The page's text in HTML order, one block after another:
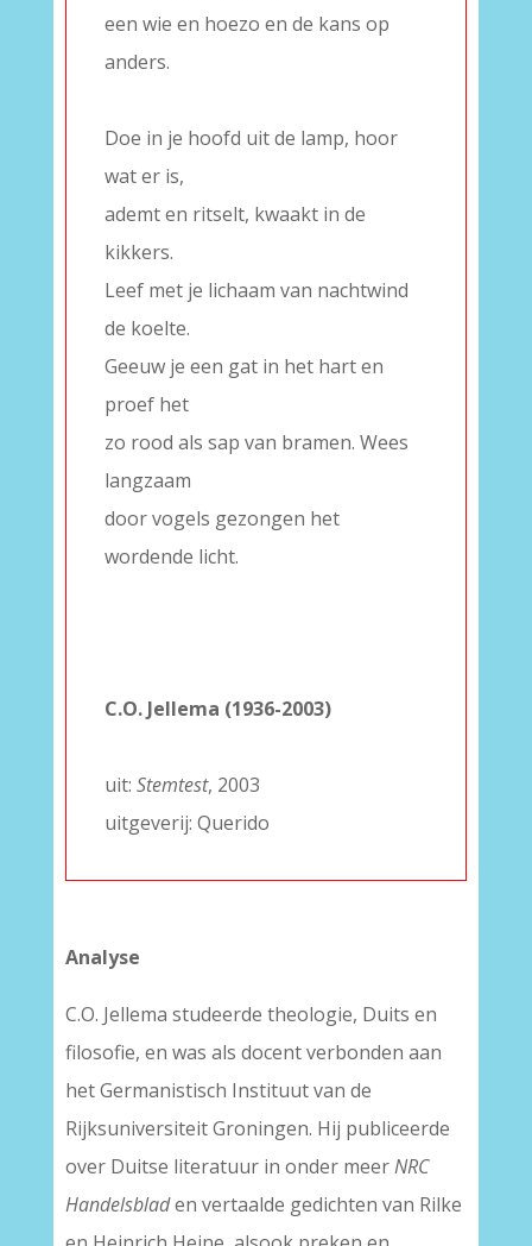
een wie en hoezo en de kans op
anders.
Doe in je hoofd uit de lamp, hoor
wat er is,
ademt en ritselt, kwaakt in de
kikkers.
Leef met je lichaam van nachtwind
de koelte.
Geeuw je een gat in het hart en
proef het
zo rood als sap van bramen. Wees
langzaam
door vogels gezongen het
wordende licht.
C.O. Jellema (1936-2003)
uit: Stemtest, 2003
uitgeverij: Querido
Analyse
C.O. Jellema studeerde theologie, Duits en
filosofie, en was als docent verbonden aan
het Germanistisch Instituut van de
Rijksuniversiteit Groningen. Hij publiceerde
over Duitse literatuur in onder meerNRC
Handelsbladen vertaalde gedichten van Rilke